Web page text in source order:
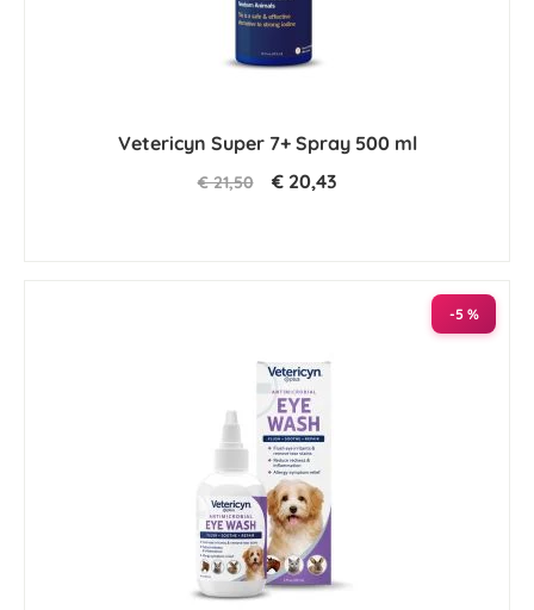
Vetericyn Super 7+ Spray 500 ml
€ 21,50 € 20,43
-5 %